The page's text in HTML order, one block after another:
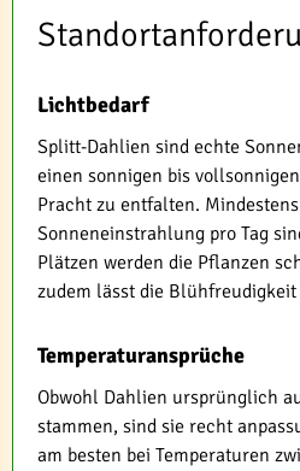
Lichtbedarf
Splitt-Dahlien sind echte
einen sonnigen bis
Pracht zu entfalten.
Sonneneinstrahlung pro Tag
Plätzen werden die Pflanzen
zudem lässt die Blühfreudigkeit
Temperaturansprüche
Obwohl Dahlien ursprünglich
stammen, sind sie recht
am besten bei Temperaturen